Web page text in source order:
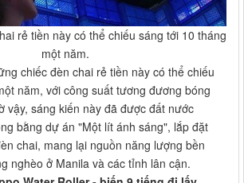
rẻ tiền này có thể chiếu sáng tới 10 tháng
một năm.
chiếc đèn chai rẻ tiền này có thể chiếu
năm, với công suất tương đương bóng
vậy, sáng kiến này đã được đất nước
bằng dự án "Một lít ánh sáng", lắp đặt
chai, mang lại nguồn năng lượng bền
nghèo ở Manila và các tỉnh lân cận.